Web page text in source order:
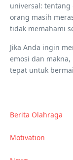
universal: tentang
orang masih
tidak memahami
Jika Anda ingin
emosi dan makna,
tepat untuk
Berita Olahraga
Motivation